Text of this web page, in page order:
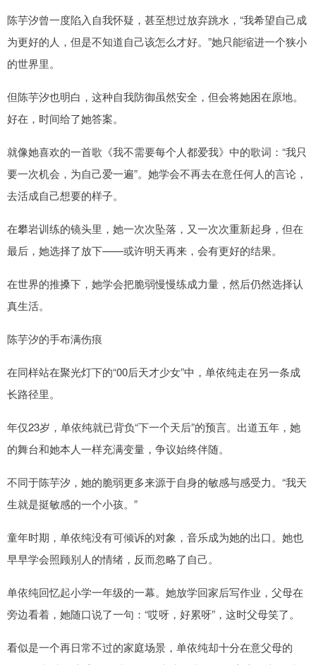
陈芋汐曾一度陷入自我怀疑，甚至想过放弃跳水，“我希望自己成
为更好的人，但是不知道自己该怎么才好。”她只能缩进一个狭小
的世界里。
但陈芋汐也明白，这种自我防御虽然安全，但会将她困在原地。
好在，时间给了她答案。
就像她喜欢的一首歌《我不需要每个人都爱我》中的歌词：“我只
要一次机会，为自己爱一遍”。她学会不再去在意任何人的言论，
去活成自己想要的样子。
在攀岩训练的镜头里，她一次次坠落，又一次次重新起身，但在
最后，她选择了放下——或许明天再来，会有更好的结果。
在世界的推搡下，她学会把脆弱慢慢练成力量，然后仍然选择认
真生活。
陈芋汐的手布满伤痕
在同样站在聚光灯下的“00后天才少女”中，单依纯走在另一条成
长路径里。
年仅23岁，单依纯就已背负“下一个天后”的预言。出道五年，她
的舞台和她本人一样充满变量，争议始终伴随。
不同于陈芋汐，她的脆弱更多来源于自身的敏感与感受力。“我天
生就是挺敏感的一个小孩。”
童年时期，单依纯没有可倾诉的对象，音乐成为她的出口。她也
早早学会照顾别人的情绪，反而忽略了自己。
单依纯回忆起小学一年级的一幕。她放学回家后写作业，父母在
旁边看着，她随口说了一句：“哎呀，好累呀”，这时父母笑了。
看似是一个再日常不过的家庭场景，单依纯却十分在意父母的